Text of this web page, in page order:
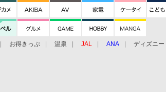
お得きっぷ 温泉 JAL ANA ディズニー